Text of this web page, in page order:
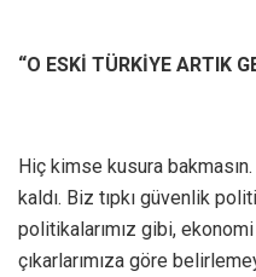
“O ESKİ TÜRKİYE ARTIK
Hiç kimse kusura
kaldı. Biz tıpkı güvenlik
politikalarımız gibi,
çıkarlarımıza göre